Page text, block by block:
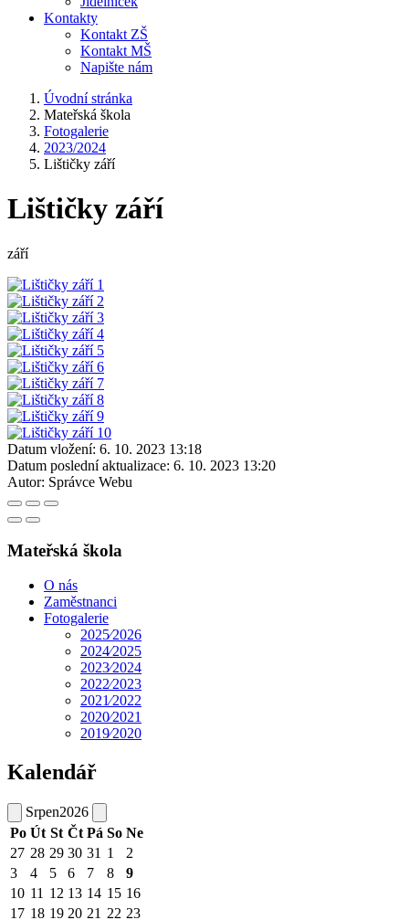
Kontakty
Kontakt ZŠ
Kontakt MŠ
Napište nám
Úvodní stránka
Mateřská škola
Fotogalerie
2023/2024
Lištičky září
Lištičky září
září
Datum vložení: 6. 10. 2023 13:18
Datum poslední aktualizace: 6. 10. 2023 13:20
Autor: Správce Webu
Mateřská škola
O nás
Zaměstnanci
Fotogalerie
2025⁄2026
2024⁄2025
2023⁄2024
2022⁄2023
2021⁄2022
2020⁄2021
2019⁄2020
Kalendář
Srpen2026
Po Út St Čt Pá So Ne
27 28 29 30 31 1
2
3
4 5 6 7 8
9
10 11 12 13 14 15 16
17 18 19 20 21 22 23